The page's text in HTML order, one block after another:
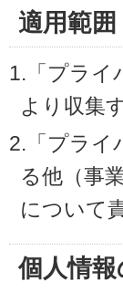
適用範囲
1.「プライ
より収集
2.「プライ
る他（事
について
個人情